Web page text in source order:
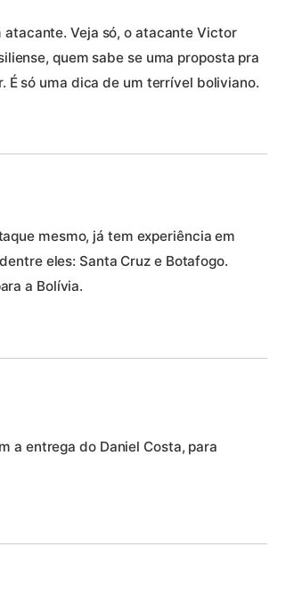
Veja só, o atacante Victor
quem sabe se uma proposta pra
É só uma dica de um terrível boliviano.
mesmo, já tem experiência em
eles: Santa Cruz e Botafogo.
a Bolívia.
a entrega do Daniel Costa, para